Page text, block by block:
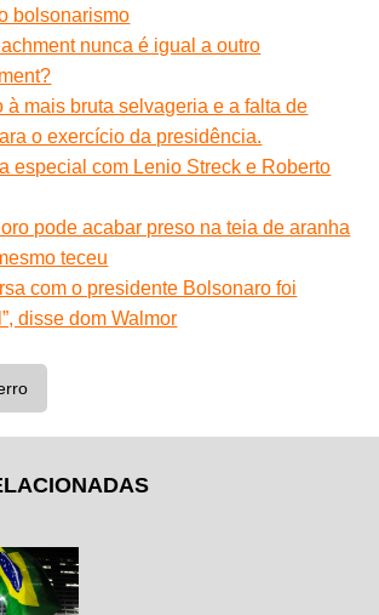
bolsonarismo
nunca é igual a outro
à mais bruta selvageria e a falta de
o exercício da presidência.
especial com Lenio Streck e Roberto
pode acabar preso na teia de aranha
teceu
com o presidente Bolsonaro foi
disse dom Walmor